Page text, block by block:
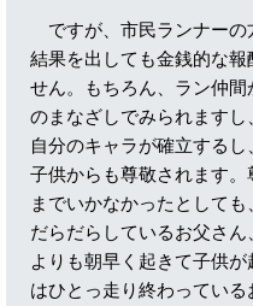
ですが、市民ランナーの
結果を出しても金銭的な報
せん。もちろん、ラン仲間
のまなざしでみられますし
自分のキャラが確立する
子供からも尊敬されます。
までいかなかったとして
だらだらしているお父さん
よりも朝早く起きて子供が
はひとっ走り終わっている